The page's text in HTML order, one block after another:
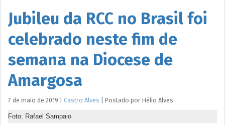
Jubileu da RCC no Brasil foi
celebrado neste fim de
semana na Diocese de
Amargosa
7 de maio de 2019 Castro Alves Postado por Hélio Alves
Foto: Rafael Sampaio